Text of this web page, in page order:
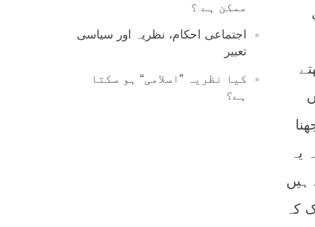
ممکن ہے ؟
اجتماعی احکام، نظریہ اور سیاسی
تعبیر
کیا نظریہ ”اسلامی“ ہو سکتا
ہے؟
یہ
ہیں
کہ